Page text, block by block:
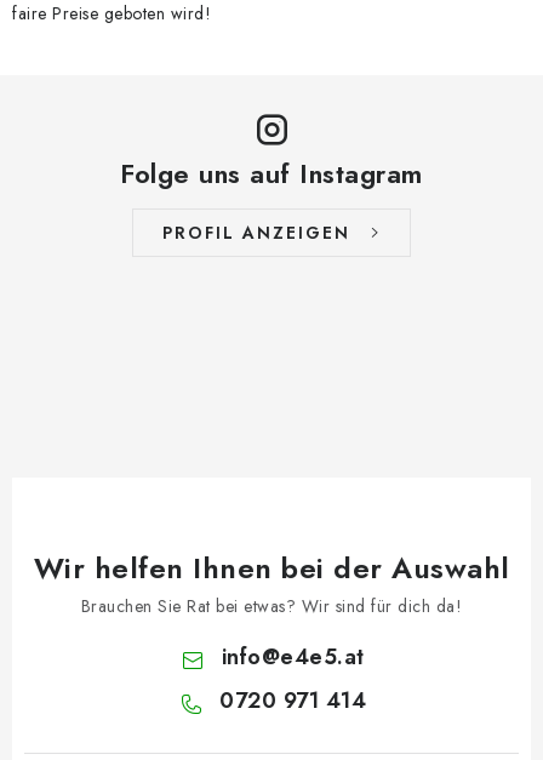
faire Preise geboten wird!
Folge uns auf Instagram
PROFIL ANZEIGEN
Wir helfen Ihnen bei der Auswahl
Brauchen Sie Rat bei etwas? Wir sind für dich da!
info@e4e5.at
0720 971 414